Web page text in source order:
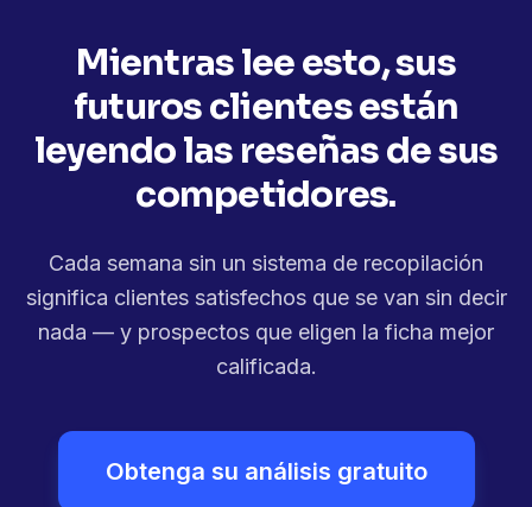
Mientras lee esto, sus
futuros clientes están
leyendo las reseñas de sus
competidores.
Cada semana sin un sistema de recopilación
significa clientes satisfechos que se van sin decir
nada — y prospectos que eligen la ficha mejor
calificada.
Obtenga su análisis gratuito